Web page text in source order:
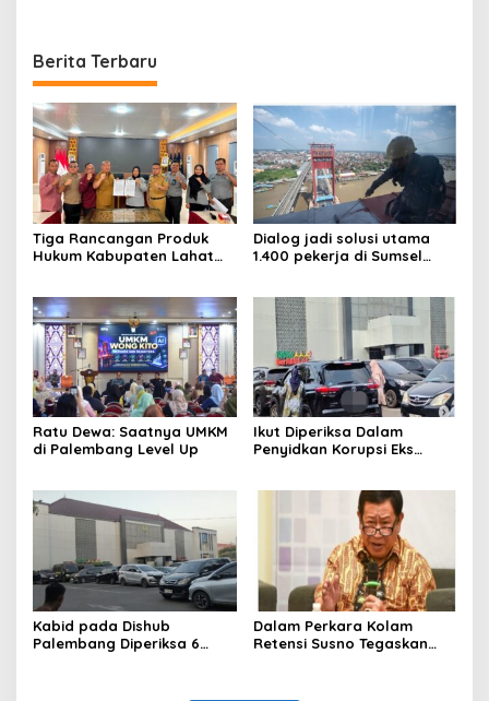
Berita Terbaru
Tiga Rancangan Produk
Hukum Kabupaten Lahat
Dialog jadi solusi utama
1.400 pekerja di Sumsel
Ratu Dewa: Saatnya UMKM
di Palembang Level Up
Ikut Diperiksa Dalam
Penyidkan Korupsi Eks
Kabid pada Dishub
Palembang Diperiksa 6
Dalam Perkara Kolam
Retensi Susno Tegaskan